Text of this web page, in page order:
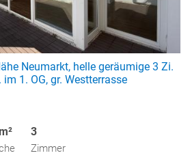
Neumarkt, helle geräumige 3 Zi.
1. OG, gr. Westterrasse
3
Zimmer